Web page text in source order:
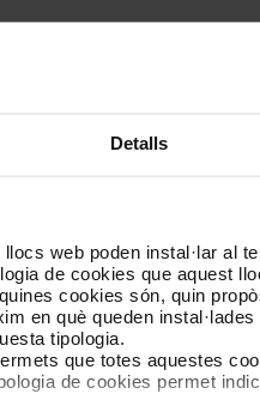
Detalls
web poden instal·lar al
de cookies que aquest
cookies són, quin
en què queden
tipologia.
que totes aquestes
de cookies permet